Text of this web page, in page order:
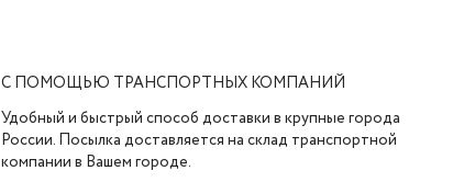
С ПОМОЩЬЮ ТРАНСПОРТНЫХ КОМПАНИЙ
Удобный и быстрый способ доставки в крупные города
России. Посылка доставляется на склад транспортной
компании в Вашем городе.